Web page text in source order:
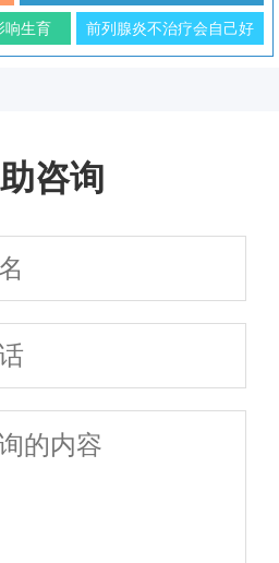
理指南
响生育
前列腺炎不治疗会自己好
吗？对生育有影响吗
咨询